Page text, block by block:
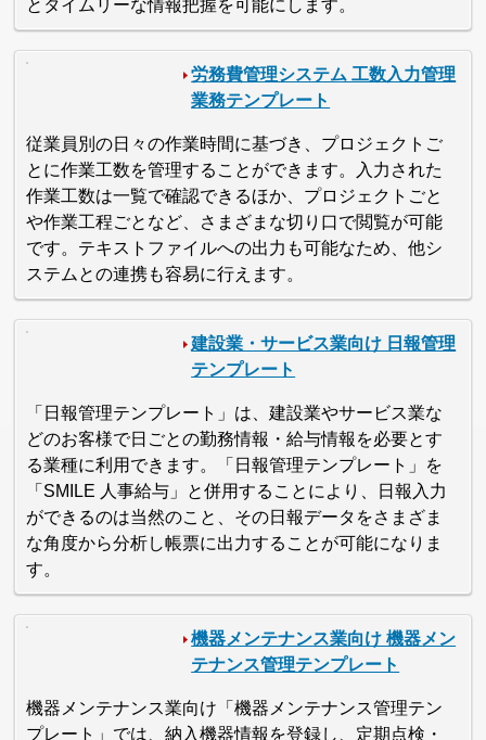
とタイムリーな情報把握を可能にします。
労務費管理システム 工数入力管理
業務テンプレート
従業員別の日々の作業時間に基づき、プロジェクトご
とに作業工数を管理することができます。入力された
作業工数は一覧で確認できるほか、プロジェクトごと
や作業工程ごとなど、さまざまな切り口で閲覧が可能
です。テキストファイルへの出力も可能なため、他シ
ステムとの連携も容易に行えます。
建設業・サービス業向け 日報管理
テンプレート
「日報管理テンプレート」は、建設業やサービス業な
どのお客様で日ごとの勤務情報・給与情報を必要とす
る業種に利用できます。「日報管理テンプレート」を
「SMILE 人事給与」と併用することにより、日報入力
ができるのは当然のこと、その日報データをさまざま
な角度から分析し帳票に出力することが可能になりま
す。
機器メンテナンス業向け 機器メン
テナンス管理テンプレート
機器メンテナンス業向け「機器メンテナンス管理テン
プレート」では、納入機器情報を登録し、定期点検・